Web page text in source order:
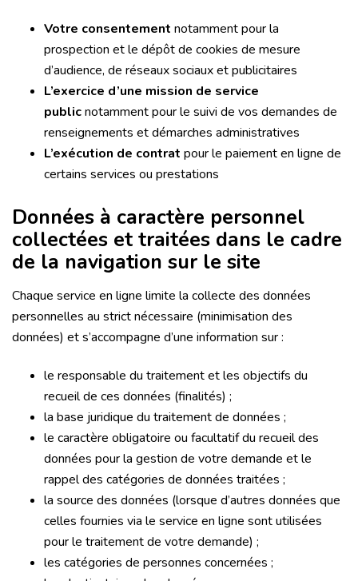
Votre consentement notamment pour la
prospection et le dépôt de cookies de mesure
d’audience, de réseaux sociaux et publicitaires
L’exercice d’une mission de service
publicnotamment pour le suivi de vos demandes de
renseignements et démarches administratives
L’exécution de contrat pour le paiement en ligne de
certains services ou prestations
Données à caractère personnel
collectées et traitées dans le cadre
de la navigation sur le site
Chaque service en ligne limite la collecte des données
personnelles au strict nécessaire (minimisation des
données) et s’accompagne d’une information sur :
le responsable du traitement et les objectifs du
recueil de ces données (finalités) ;
la base juridique du traitement de données ;
le caractère obligatoire ou facultatif du recueil des
données pour la gestion de votre demande et le
rappel des catégories de données traitées ;
la source des données (lorsque d’autres données que
celles fournies via le service en ligne sont utilisées
pour le traitement de votre demande) ;
les catégories de personnes concernées ;